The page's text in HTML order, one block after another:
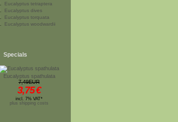
Eucalyptus tetraptera
Eucalyptus dives
Eucalyptus torquata
Eucalyptus woodwardii
Specials
Eucalyptus spathulata
7,49EUR
3,75€
incl. 7% VAT*
plus shipping costs